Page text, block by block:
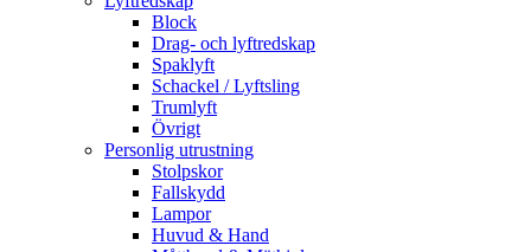
Block
Drag- och lyftredskap
Spaklyft
Schackel / Lyftsling
Trumlyft
Övrigt
Personlig utrustning
Stolpskor
Fallskydd
Lampor
Huvud & Hand